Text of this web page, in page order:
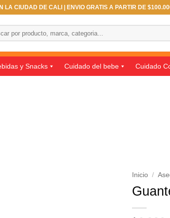
LA CIUDAD DE CALI | ENVIO GRATIS A PARTIR DE
y Snacks Cuidado del bebe Cuidado
Inicio /